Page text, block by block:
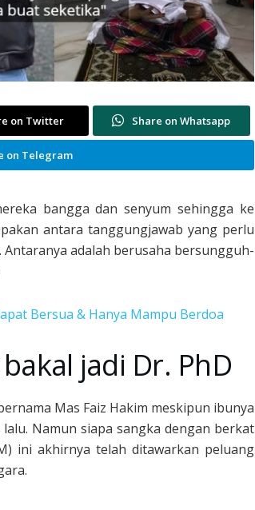
on Twitter Share on Whatsapp
on Telegram
bangga dan senyum sehingga ke
antara tanggungjawab yang perlu
adalah berusaha bersungguh-
Bersua & Hanya Mampu Berdoa
jadi Dr. PhD
Mas Faiz Hakim meskipun ibunya
Namun siapa sangka dengan berkat
ini akhirnya telah ditawarkan peluang